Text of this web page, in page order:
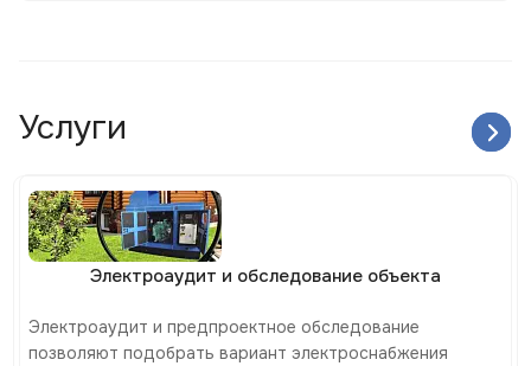
Услуги
Электроаудит и обследование объекта
Электроаудит и предпроектное обследование
позволяют подобрать вариант электроснабжения